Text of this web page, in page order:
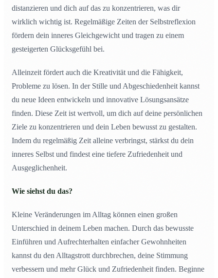
distanzieren und dich auf das zu konzentrieren, was dir
wirklich wichtig ist. Regelmäßige Zeiten der Selbstreflexion
fördern dein inneres Gleichgewicht und tragen zu einem
gesteigerten Glücksgefühl bei.
Alleinzeit fördert auch die Kreativität und die Fähigkeit,
Probleme zu lösen. In der Stille und Abgeschiedenheit kannst
du neue Ideen entwickeln und innovative Lösungsansätze
finden. Diese Zeit ist wertvoll, um dich auf deine persönlichen
Ziele zu konzentrieren und dein Leben bewusst zu gestalten.
Indem du regelmäßig Zeit alleine verbringst, stärkst du dein
inneres Selbst und findest eine tiefere Zufriedenheit und
Ausgeglichenheit.
Wie siehst du das?
Kleine Veränderungen im Alltag können einen großen
Unterschied in deinem Leben machen. Durch das bewusste
Einführen und Aufrechterhalten einfacher Gewohnheiten
kannst du den Alltagstrott durchbrechen, deine Stimmung
verbessern und mehr Glück und Zufriedenheit finden. Beginne